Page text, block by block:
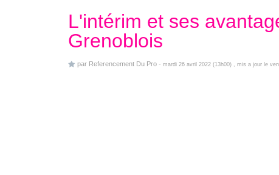
L'intérim et ses
Grenoblois
par Referencement Du Pro - mardi 26 avril 2022 (13h00) , mis a jour le